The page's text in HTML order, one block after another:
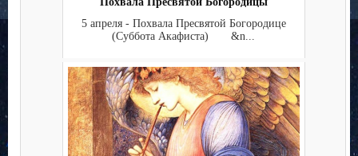
5 апреля - Похвала Пресвятой Богородице
(Суббота Акафиста) &n...